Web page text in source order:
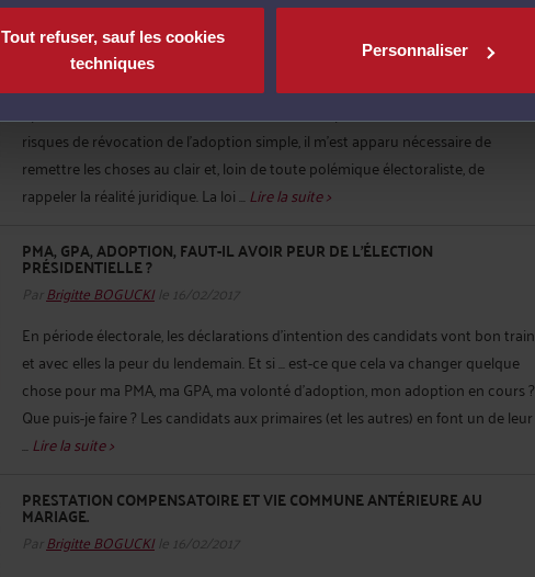
Tout refuser, sauf les cookies
techniques
Personnaliser
PMA, ADOPTION SIMPLE ET ADOPTION PLÉNIÈRE : LES VRAIES
DIFFÉRENCES.
Brigitte BOGUCKI
risques de révocation de l’adoption simple, il m’est apparu nécessaire de
remettre les choses au clair et, loin de toute polémique électoraliste, de
rappeler la réalité juridique. La loi ...Lire la suite >
PMA, GPA, ADOPTION, FAUT-IL AVOIR PEUR DE L’ÉLECTION
PRÉSIDENTIELLE ?
Par Brigitte BOGUCKI le 16/02/2017
En période électorale, les déclarations d’intention des candidats vont bon train
et avec elles la peur du lendemain. Et si ... est-ce que cela va changer quelque
chose pour ma PMA, ma GPA, ma volonté d’adoption, mon adoption en cours ?
Que puis-je faire ? Les candidats aux primaires (et les autres) en font un de leur
...Lire la suite >
PRESTATION COMPENSATOIRE ET VIE COMMUNE ANTÉRIEURE AU
MARIAGE.
Par Brigitte BOGUCKI le 16/02/2017